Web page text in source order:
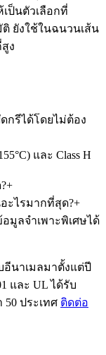
ป็นตัวเลือกที่
ยังใช้ในฉนวนเส้น
ง
กรีได้โดยไม่ต้อง
และ Class H
+
ะไรมากที่สุด?+
มูลจำเพาะพิเศษได้
อีนาเมลมาตั้งแต่ปี
และ UL ได้รับ
ประเทศ ติดต่อ